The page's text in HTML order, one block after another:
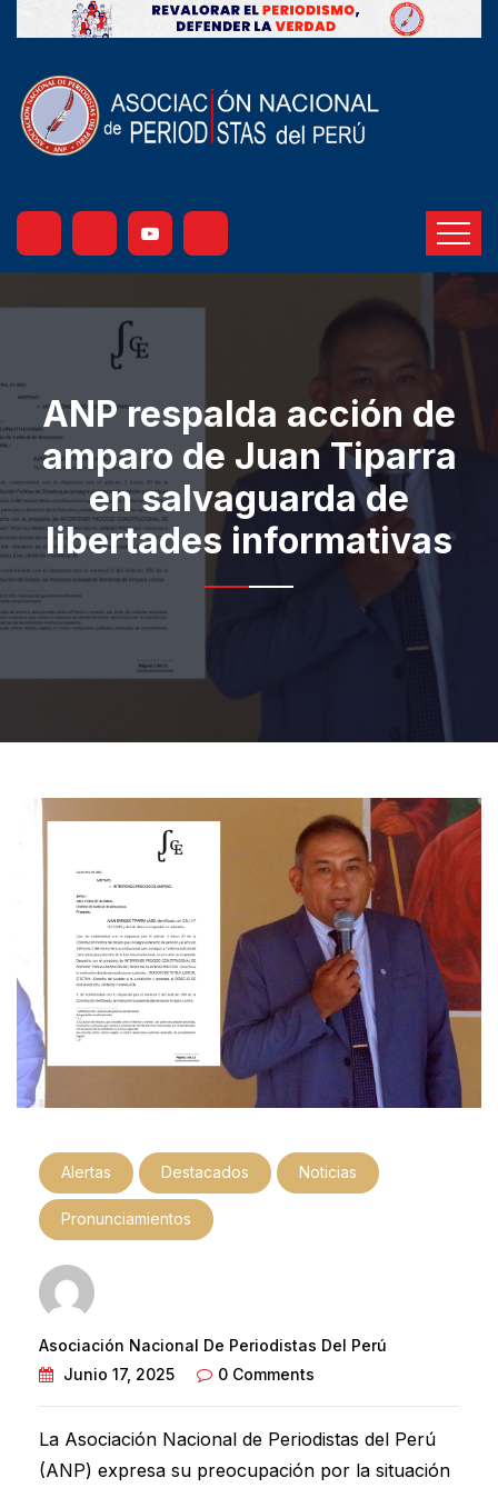
ANP respalda acción de
amparo de Juan Tiparra
en salvaguarda de
libertades informativas
Alertas Destacados Noticias
Pronunciamientos
Asociación Nacional De Periodistas Del Perú
Junio 17, 2025
0 Comments
La Asociación Nacional de Periodistas del Perú
(ANP) expresa su preocupación por la situación